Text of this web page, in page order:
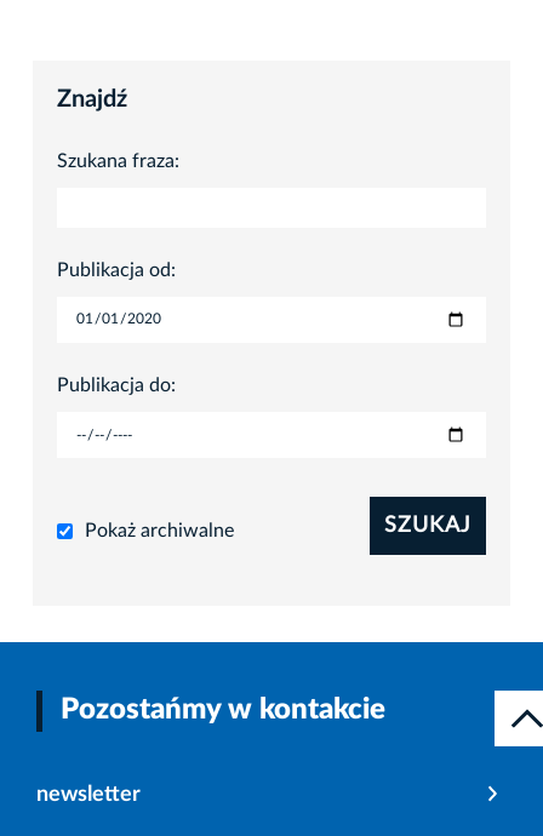
Znajdź
Szukana fraza:
Publikacja od:
Publikacja do:
Pokaż archiwalne SZUKAJ
Pozostańmy w kontakcie
newsletter